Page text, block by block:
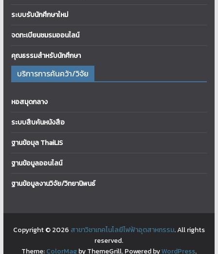
ระบบรับนักศึกษาใหม่
จดทะเบียนชมรมออนไลน์
คุณธรรมสำหรับนักศึกษา
บริการการค้นคว้า/วิจัย
หอสมุดกลาง
ระบบสืบค้นหนังสือ
ฐานข้อมุล ThaiLIS
ฐานข้อมูลออนไลน์
ฐานข้อมูลงานวิจัย/วิทยานิพนธ์
Copyright © 2026 สาขาวิชาเทคโนโลยีไฟฟ้าอุตสาหกรรม. All rights
reserved.
Theme:ColorMagby ThemeGrill. Powered byWordPress.